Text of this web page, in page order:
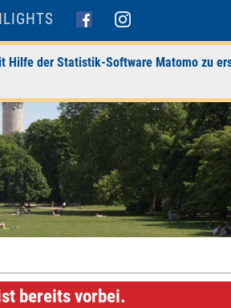
der Statistik-Software Matomo zu
bereits vorbei.